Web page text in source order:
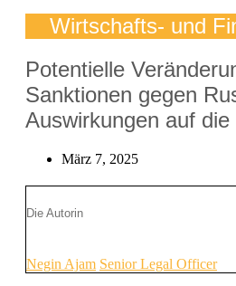
Wirtschafts- und
Potentielle
Sanktionen gegen
Auswirkungen auf
März 7, 2025
Die Autorin
Negin Ajam Senior Legal Officer